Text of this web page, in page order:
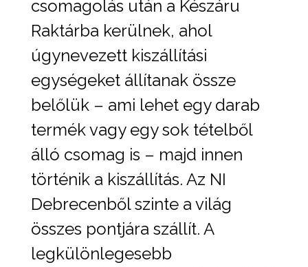
csomagolás után a Készáru
Raktárba kerülnek, ahol
úgynevezett kiszállítási
egységeket állítanak össze
belőlük – ami lehet egy darab
termék vagy egy sok tételből
álló csomag is – majd innen
történik a kiszállítás. Az NI
Debrecenből szinte a világ
összes pontjára szállít. A
legkülönlegesebb